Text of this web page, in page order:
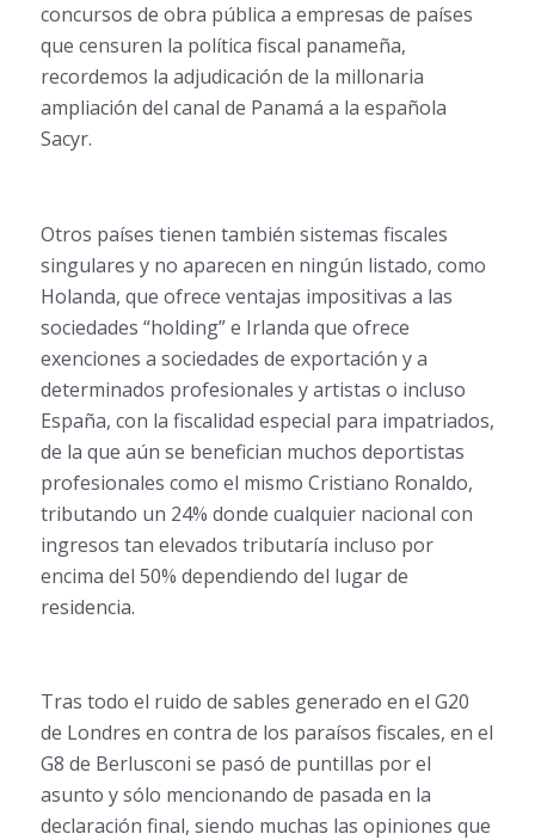
concursos de obra pública a empresas de países
que censuren la política fiscal panameña,
recordemos la adjudicación de la millonaria
ampliación del canal de Panamá a la española
Sacyr.
Otros países tienen también sistemas fiscales
singulares y no aparecen en ningún listado, como
Holanda, que ofrece ventajas impositivas a las
sociedades “holding” e Irlanda que ofrece
exenciones a sociedades de exportación y a
determinados profesionales y artistas o incluso
España, con la fiscalidad especial para impatriados,
de la que aún se benefician muchos deportistas
profesionales como el mismo Cristiano Ronaldo,
tributando un 24% donde cualquier nacional con
ingresos tan elevados tributaría incluso por
encima del 50% dependiendo del lugar de
residencia.
Tras todo el ruido de sables generado en el G20
de Londres en contra de los paraísos fiscales, en el
G8 de Berlusconi se pasó de puntillas por el
asunto y sólo mencionando de pasada en la
declaración final, siendo muchas las opiniones que